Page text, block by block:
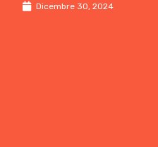
Dicembre 30, 2024